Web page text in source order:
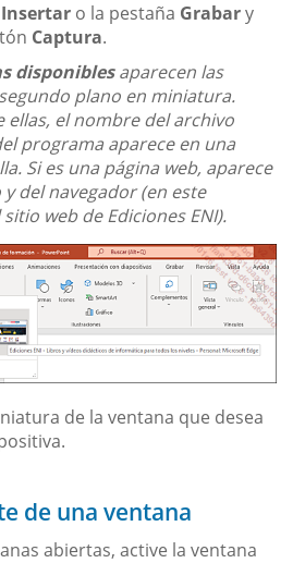
Insertar o la pestaña Grabary
Captura.
disponiblesaparecen las
plano en miniatura.
ellas, el nombre del archivo
programa aparece en una
Si es una página web, aparece
del navegador (en este
web de Ediciones ENI).
de la ventana que desea
de una ventana
abiertas, active la ventana